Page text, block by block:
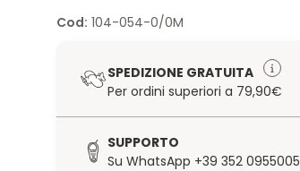
Cod: 104-054-0/0M
SPEDIZIONE GRATUITA
Per ordini superiori a 79,90€
SUPPORTO
Su WhatsApp +39 352 0955005